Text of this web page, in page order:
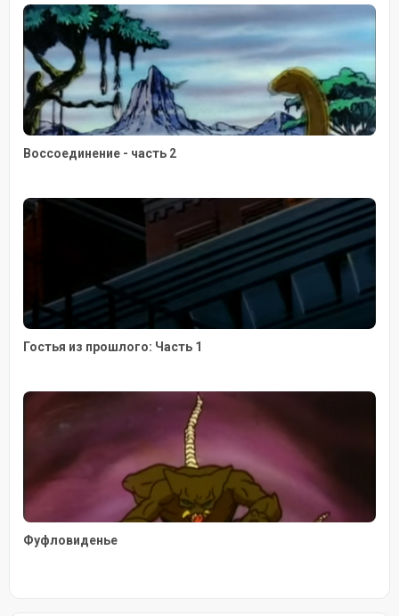
Воссоединение - часть 2
Гостья из прошлого: Часть 1
Фуфловиденье